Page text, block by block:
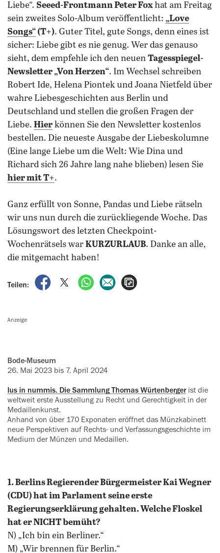
Liebe“. Seeed-Frontmann Peter Foxhat am Freitag
sein zweites Solo-Album veröffentlicht: „Love
Songs“ (T+). Guter Titel, gute Songs, denn eines ist
sicher: Liebe gibt es nie genug. Wer das genauso
sieht, dem empfehle ich den neuen Tagesspiegel-
Newsletter „Von Herzen“. Im Wechsel schreiben
Robert Ide, Helena Piontek und Joana Nietfeld über
wahre Liebesgeschichten aus Berlin und
Deutschland und stellen die großen Fragen der
Liebe. Hier können Sie den Newsletter kostenlos
bestellen. Die neueste Ausgabe der Liebeskolumne
(Eine lange Liebe um die Welt: Wie Dina und
Richard sich 26 Jahre lang nahe blieben) lesen Sie
hier mit T+.
Ganz erfüllt von Sonne, Pandas und Liebe rätseln
wir uns nun durch die zurückliegende Woche. Das
Lösungswort des letzten Checkpoint-
Wochenrätsels war KURZURLAUB. Danke an alle,
die mitgemacht haben!
Teilen:
auf Facebook teilen
auf X teilenper WhatsApp teilen
per E-Mail teilen
Anzeige
Bode-Museum
26. Mai 2023 bis 7. April 2024
Ius in nummis. Die Sammlung ‍Thomas Würtenberger ist die
weltweit erste Ausstellung zu Recht und ‍Gerechtigkeit in der
Medaillenkunst.
Anhand von über 170 Exponaten ‍eröffnet das Münzkabinett
neue Perspektiven auf Rechts- und Verfassungsgeschichte im
Medium der ‍Münzen und Medaillen.
1. Berlins Regierender Bürgermeister Kai Wegner
(CDU) hat im Parlament seine erste
Regierungserklärung gehalten. Welche Floskel
hat er NICHT bemüht?
N) „Ich bin ein Berliner.“
M) „Wir brennen für Berlin.“